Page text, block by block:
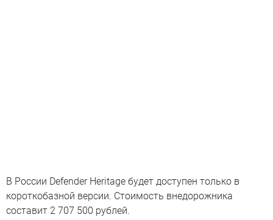
В России Defender Heritage будет доступен только в
короткобазной версии. Стоимость внедорожника
составит 2 707 500 рублей.